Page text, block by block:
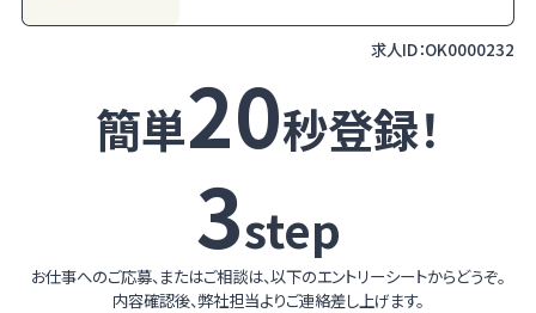
求人ID：OK0000232
簡単20秒登録！
3step
お仕事へのご応募、またはご相談は、以下のエントリーシートからどうぞ。
内容確認後、弊社担当よりご連絡差し上げます。